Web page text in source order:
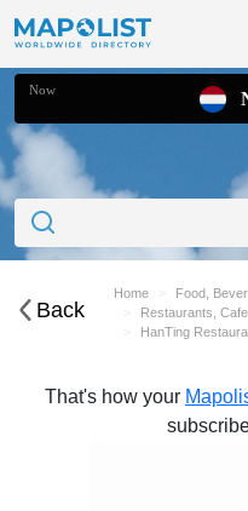
Now
Back
Home
Food,
Restaurants,
HanTing
That's how your